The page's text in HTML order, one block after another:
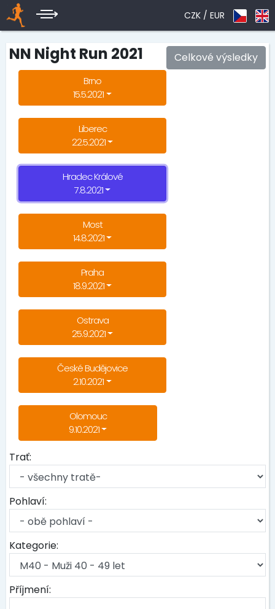
CZK / EUR
Celkové výsledky
NN Night Run 2021
Brno
15.5.2021
Liberec
22.5.2021
Hradec Králové
7.8.2021
Most
14.8.2021
Praha
18.9.2021
Ostrava
25.9.2021
České Budějovice
2.10.2021
Olomouc
9.10.2021
Trať:
Pohlaví:
Kategorie:
Příjmení: